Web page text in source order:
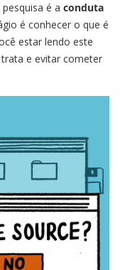
é a conduta
é conhecer o que é
estar lendo este
e evitar cometer